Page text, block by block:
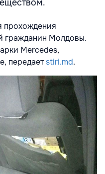
прохождения
гражданин Молдовы.
Mercedes,
передаетstiri.md.